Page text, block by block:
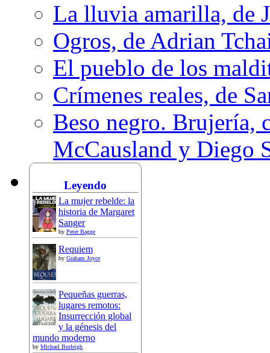
La lluvia amarilla, de
Ogros, de Adrian
El pueblo de los
Crímenes reales, de
Beso negro. Brujería,
McCausland y Diego
Leyendo
La mujer rebelde: la
historia de Margaret
Sanger
by Peter Bagge
Requiem
by Graham Joyce
Pequeñas guerras,
lugares remotos:
Insurrección global
y la génesis del
mundo moderno
by Michael Burleigh